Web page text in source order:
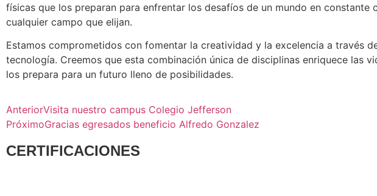
físicas que los preparan para enfrentar los desafíos de un mundo en constante
cualquier campo que elijan.
Estamos comprometidos con fomentar la creatividad y la excelencia a través
tecnología. Creemos que esta combinación única de disciplinas enriquece las
los prepara para un futuro lleno de posibilidades.
AnteriorVisita nuestro campus Colegio Jefferson
PróximoGracias egresados beneficio Alfredo Gonzalez
CERTIFICACIONES